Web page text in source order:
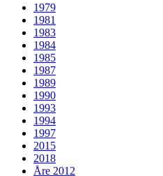
1979
1981
1983
1984
1985
1987
1989
1990
1993
1994
1997
2015
2018
Åre 2012